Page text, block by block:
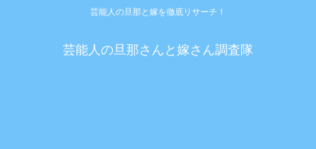
芸能人の旦那と嫁を徹底リサーチ！
芸能人の旦那さんと嫁さん調査隊